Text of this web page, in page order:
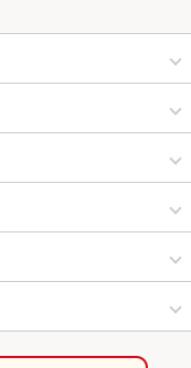
にんにく料理